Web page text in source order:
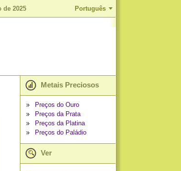
de 2025 Português
Metais Preciosos
Preços do Ouro
Preços da Prata
Preços da Platina
Preços do Paládio
Ver